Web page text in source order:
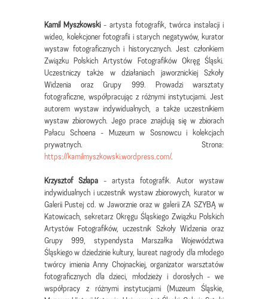
Kamil Myszkowski - artysta fotografik, twórca instalacji i
wideo, kolekcjoner fotografii i starych negatywów, kurator
wystaw fotograficznych i historycznych. Jest członkiem
Związku Polskich Artystów Fotografików Okręg Śląski.
Uczestniczy także w działaniach jaworznickiej Szkoły
Widzenia oraz Grupy 999. Prowadzi warsztaty
fotograficzne, współpracując z różnymi instytucjami. Jest
autorem wystaw indywidualnych, a także uczestnikiem
wystaw zbiorowych. Jego prace znajdują się w zbiorach
Pałacu Schoena - Muzeum w Sosnowcu i kolekcjach
prywatnych. Strona:
https://kamilmyszkowski.wordpress.com/.
Krzysztof Szlapa - artysta fotografik. Autor wystaw
indywidualnych i uczestnik wystaw zbiorowych, kurator w
Galerii Pustej cd. w Jaworznie oraz w galerii ZA SZYBĄ w
Katowicach, sekretarz Okręgu Śląskiego Związku Polskich
Artystów Fotografików, uczestnik Szkoły Widzenia oraz
Grupy 999, stypendysta Marszałka Województwa
Śląskiego w dziedzinie kultury, laureat nagrody dla młodego
twórcy imienia Anny Chojnackiej, organizator warsztatów
fotograficznych dla dzieci, młodzieży i dorosłych - we
współpracy z różnymi instytucjami (Muzeum Śląskie,